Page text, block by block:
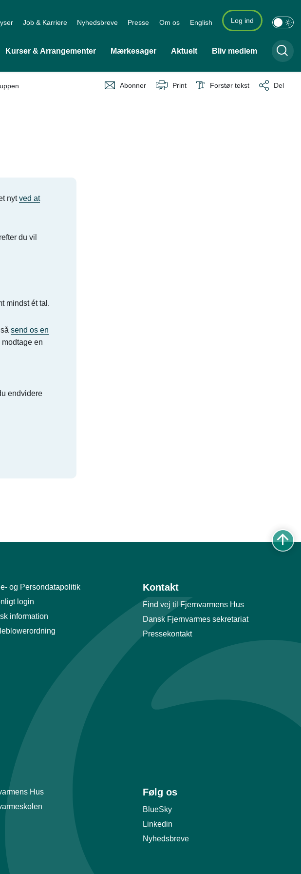
Job & Karriere Nyhedsbreve Presse Om os English Log ind
Kurser & Arrangementer Mærkesager Aktuelt Bliv medlem
Abonner Print Forstør tekst Del
nytved at
du vil
mindst ét tal.
send os en
en
endvidere
og Persondatapolitik
login
information
Kontakt
Find vej til Fjernvarmens Hus
Dansk Fjernvarmes sekretariat
Pressekontakt
Hus
Følg os
BlueSky
Linkedin
Nyhedsbreve